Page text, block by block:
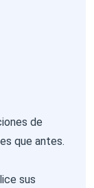
de
que antes.
sus